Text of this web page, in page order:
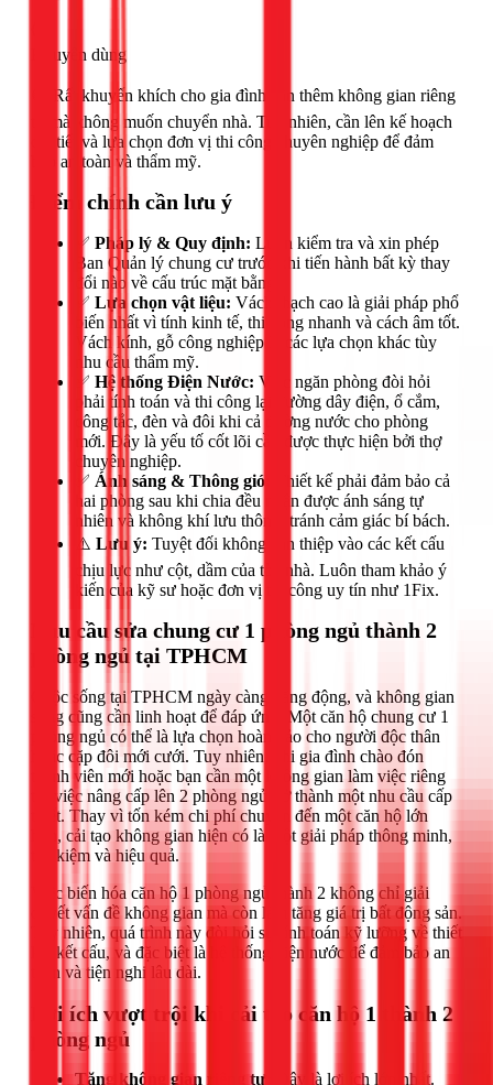
Khuyên dùng
🟢 Rất khuyến khích cho gia đình cần thêm không gian riêng
tư mà không muốn chuyển nhà. Tuy nhiên, cần lên kế hoạch
chi tiết và lựa chọn đơn vị thi công chuyên nghiệp để đảm
bảo an toàn và thẩm mỹ.
Điểm chính cần lưu ý
✅ Pháp lý & Quy định: Luôn kiểm tra và xin phép
Ban Quản lý chung cư trước khi tiến hành bất kỳ thay
đổi nào về cấu trúc mặt bằng.
✅ Lựa chọn vật liệu: Vách thạch cao là giải pháp phổ
biến nhất vì tính kinh tế, thi công nhanh và cách âm tốt.
Vách kính, gỗ công nghiệp là các lựa chọn khác tùy
nhu cầu thẩm mỹ.
✅ Hệ thống Điện Nước: Việc ngăn phòng đòi hỏi
phải tính toán và thi công lại đường dây điện, ổ cắm,
công tắc, đèn và đôi khi cả đường nước cho phòng
mới. Đây là yếu tố cốt lõi cần được thực hiện bởi thợ
chuyên nghiệp.
✅ Ánh sáng & Thông gió:
Thiết kế phải đảm bảo cả
hai phòng sau khi chia đều nhận được ánh sáng tự
nhiên và không khí lưu thông, tránh cảm giác bí bách.
⚠️ Lưu ý: Tuyệt đối không can thiệp vào các kết cấu
chịu lực như cột, dầm của tòa nhà. Luôn tham khảo ý
kiến của kỹ sư hoặc đơn vị thi công uy tín như 1Fix.
Nhu cầu sửa chung cư 1 phòng ngủ thành 2
phòng ngủ tại TPHCM
Cuộc sống tại TPHCM ngày càng năng động, và không gian
sống cũng cần linh hoạt để đáp ứng. Một căn hộ chung cư 1
phòng ngủ có thể là lựa chọn hoàn hảo cho người độc thân
hoặc cặp đôi mới cưới. Tuy nhiên, khi gia đình chào đón
thành viên mới hoặc bạn cần một không gian làm việc riêng
tư, việc nâng cấp lên 2 phòng ngủ trở thành một nhu cầu cấp
thiết. Thay vì tốn kém chi phí chuyển đến một căn hộ lớn
hơn, cải tạo không gian hiện có là một giải pháp thông minh,
tiết kiệm và hiệu quả.
Việc biến hóa căn hộ 1 phòng ngủ thành 2 không chỉ giải
quyết vấn đề không gian mà còn làm tăng giá trị bất động sản.
Tuy nhiên, quá trình này đòi hỏi sự tính toán kỹ lưỡng về thiết
kế, kết cấu, và đặc biệt là hệ thống điện nước để đảm bảo an
toàn và tiện nghi lâu dài.
Lợi ích vượt trội khi cải tạo căn hộ 1 thành 2
phòng ngủ
Tăng không gian riêng tư: Đây là lợi ích lớn nhất.